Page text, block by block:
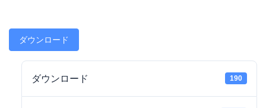
ダウンロード
ダウンロード 190